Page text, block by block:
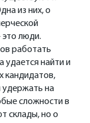
из них, о
люди.
работать
удается найти и
кандидатов,
удержать на
сложности в
склады, но о